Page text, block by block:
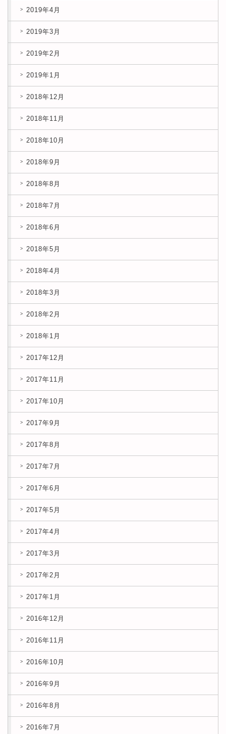
2019年4月
2019年3月
2019年2月
2019年1月
2018年12月
2018年11月
2018年10月
2018年9月
2018年8月
2018年7月
2018年6月
2018年5月
2018年4月
2018年3月
2018年2月
2018年1月
2017年12月
2017年11月
2017年10月
2017年9月
2017年8月
2017年7月
2017年6月
2017年5月
2017年4月
2017年3月
2017年2月
2017年1月
2016年12月
2016年11月
2016年10月
2016年9月
2016年8月
2016年7月